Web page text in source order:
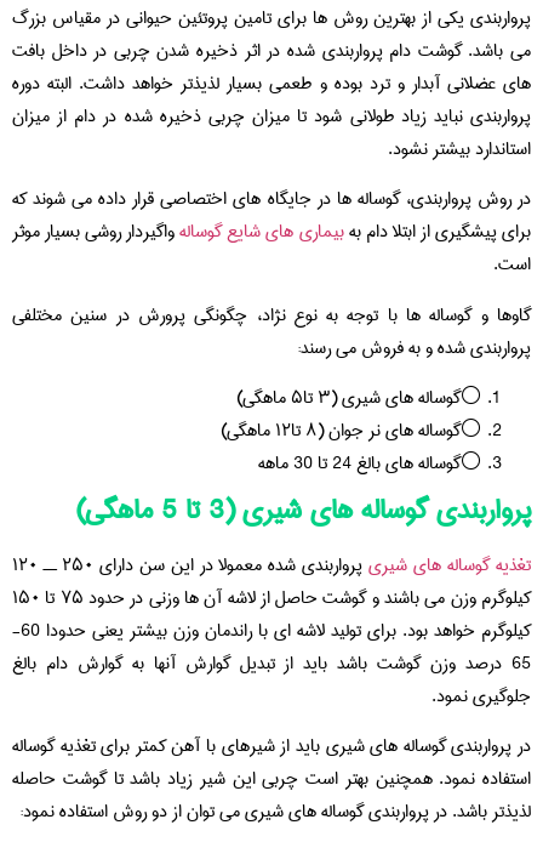
پرواربندی یکی از بهترین روش ها برای تامین پروتئین حیوانی در مقیاس بزرگ
می باشد. گوشت دام پرواربندی شده در اثر ذخيره شدن چربي در داخل بافت
هاي عضلاني آبدار و ترد بوده و طعمی بسیار لذیذتر خواهد داشت. البته دوره
پرواربندی نباید زیاد طولانی شود تا میزان چربی ذخیره شده در دام از میزان
استاندارد بیشتر نشود.
در روش پرواربندی، گوساله ها در جایگاه های اختصاصی قرار داده می شوند که
برای پیشگیری از ابتلا دام بهبیماری های شایع گوسالهواگیردار روشی بسیار موثر
است.
گاوها و گوساله ها با توجه به نوع نژاد، چگونگی پرورش در سنين مختلفی
پرواربندی شده و به فروش می رسند:
⚪️گوساله های شیری (۳ تا۵ ماهگي)
⚪️گوساله های نر جوان (۸ تا۱۲ ماهگي)
⚪️گوساله های بالغ 24 تا 30 ماهه
پرواربندی گوساله های شیری (3 تا 5 ماهگی)
تغذیه گوساله های شیری
پرواربندی شده معمولا در این سن دارای ۲۵۰ ــ ۱۲۰
کیلوگرم وزن می باشند و گوشت حاصل از لاشه آن ها وزنی در حدود ۷۵ تا ۱۵۰
کیلوگرم خواهد بود. برای تولید لاشه ای با راندمان وزن بیشتر یعنی حدودا 60-
65 درصد وزن گوشت باشد باید از تبدیل گوارش آنها به گوارش دام بالغ
جلوگیری نمود.
در پرواربندی گوساله های شیری باید از شیرهای با آهن کمتر برای تغذیه گوساله
استفاده نمود. همچنین بهتر است چربی این شیر زیاد باشد تا گوشت حاصله
لذیذتر باشد. در پرواربندی گوساله های شیری می توان از دو روش استفاده نمود: